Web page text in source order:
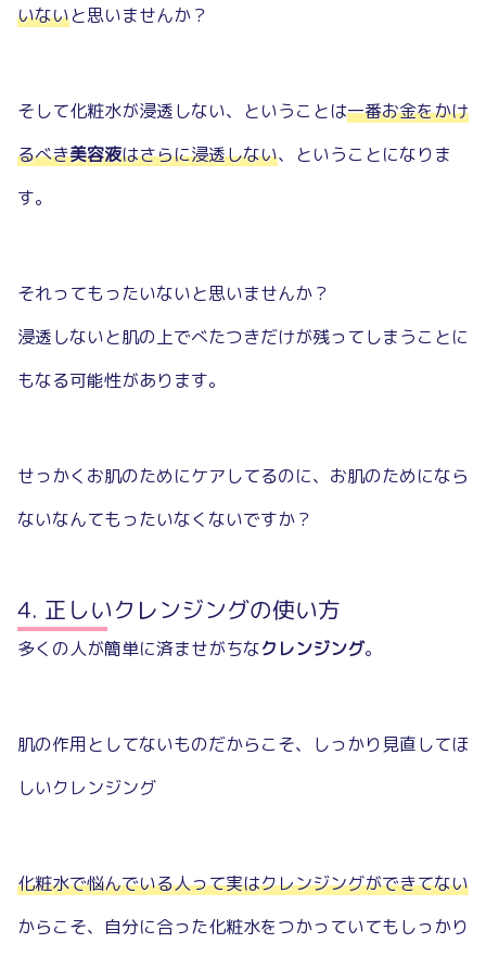
いないと思いませんか？
そして化粧水が浸透しない、ということは一番お金をかけ
るべき美容液はさらに浸透しない、ということになりま
す。
それってもったいないと思いませんか？
浸透しないと肌の上でべたつきだけが残ってしまうことに
もなる可能性があります。
せっかくお肌のためにケアしてるのに、お肌のためになら
ないなんてもったいなくないですか？
正しいクレンジングの使い方
多くの人が簡単に済ませがちなクレンジング。
肌の作用としてないものだからこそ、しっかり見直してほ
しいクレンジング
化粧水で悩んでいる人って実はクレンジングができてない
からこそ、自分に合った化粧水をつかっていてもしっかり